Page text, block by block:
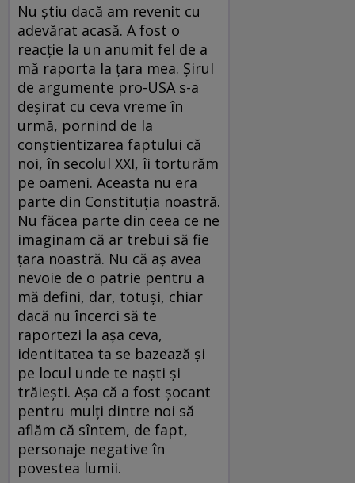
Nu ştiu dacă am revenit cu
adevărat acasă. A fost o
reacţie la un anumit fel de a
mă raporta la ţara mea. Şirul
de argumente pro-USA s-a
deşirat cu ceva vreme în
urmă, pornind de la
conştientizarea faptului că
noi, în secolul XXI, îi torturăm
pe oameni. Aceasta nu era
parte din Constituţia noastră.
Nu făcea parte din ceea ce ne
imaginam că ar trebui să fie
ţara noastră. Nu că aş avea
nevoie de o patrie pentru a
mă defini, dar, totuşi, chiar
dacă nu încerci să te
raportezi la aşa ceva,
identitatea ta se bazează şi
pe locul unde te naşti şi
trăieşti. Aşa că a fost şocant
pentru mulţi dintre noi să
aflăm că sîntem, de fapt,
personaje negative în
povestea lumii.